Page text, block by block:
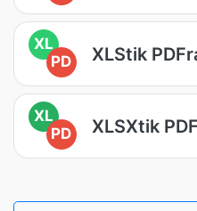
XL
PD
XLStik
XL
PD
XLSXtik